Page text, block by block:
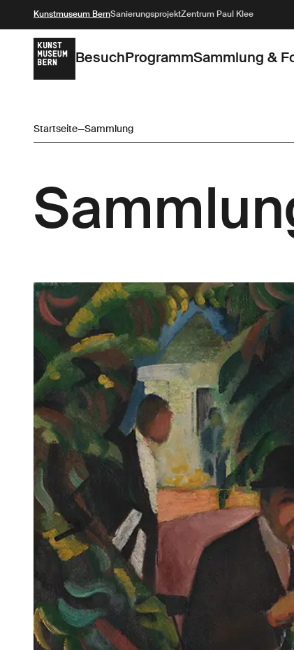
Kunstmuseum BernSanierungsprojektZentrum Paul Klee
BesuchProgrammSammlung &
Startseite—Sammlung